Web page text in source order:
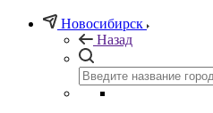
Новосибирск
Назад